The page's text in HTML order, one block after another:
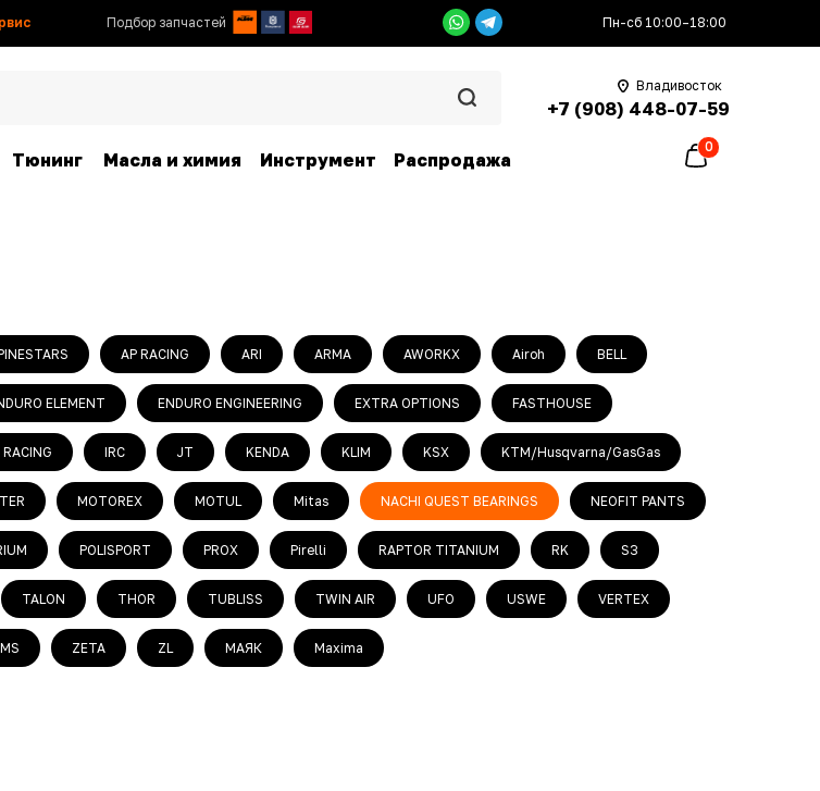
+7 (908) 448-07-59
0
Владивосток
Подбор запчастей Пн-сб 10:00–18:00
Масла и химия Инструмент Распродажа
Тюнинг
AP RACING ARI ARMA AWORKX Airoh BELL
ELEMENT ENDURO ENGINEERING EXTRA OPTIONS FASTHOUSE
IRC JT KENDA KLIM KSX KTM/Husqvarna/GasGas
MOTOREX MOTUL Mitas NACHI QUEST BEARINGS NEOFIT PANTS
POLISPORT PROX Pirelli RAPTOR TITANIUM RK S3
TALON THOR TUBLISS TWIN AIR UFO USWE VERTEX
ZETA ZL МАЯК Maxima